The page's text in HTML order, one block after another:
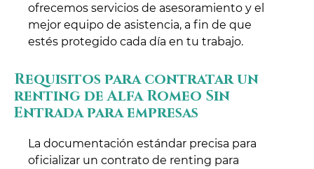
ofrecemos servicios de asesoramiento y el
mejor equipo de asistencia, a fin de que
estés protegido cada día en tu trabajo.
Requisitos para contratar un
renting de Alfa Romeo Sin
Entrada para empresas
La documentación estándar precisa para
oficializar un contrato de renting para